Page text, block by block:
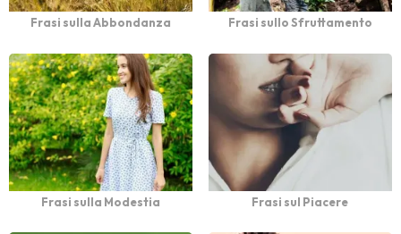
Frasi sulla Abbondanza Frasi sullo Sfruttamento
Frasi sulla Modestia Frasi sul Piacere